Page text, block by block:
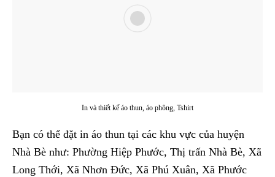
In và thiết kế áo thun, áo phông, Tshirt
Bạn có thể đặt in áo thun tại các khu vực của huyện
Nhà Bè như: Phường Hiệp Phước, Thị trấn Nhà Bè, Xã
Long Thới, Xã Nhơn Đức, Xã Phú Xuân, Xã Phước